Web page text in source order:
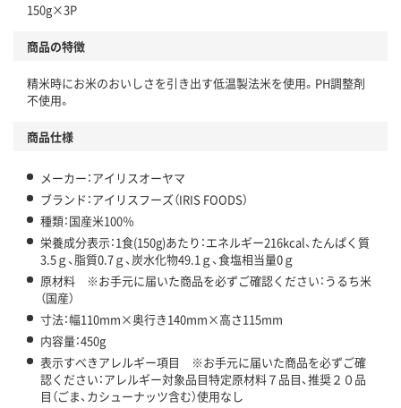
150g×3P
商品の特徴
精米時にお米のおいしさを引き出す低温製法米を使用。PH調整剤
不使用。
商品仕様
メーカー：アイリスオーヤマ
ブランド：アイリスフーズ（IRIS FOODS）
種類：国産米100％
栄養成分表示：1食(150g)あたり：エネルギー216kcal、たんぱく質
3.5ｇ、脂質0.7ｇ、炭水化物49.1ｇ、食塩相当量0ｇ
原材料 ※お手元に届いた商品を必ずご確認ください：うるち米
（国産）
寸法：幅110mm×奥行き140mm×高さ115mm
内容量：450g
表示すべきアレルギー項目 ※お手元に届いた商品を必ずご確
認ください：アレルギー対象品目特定原材料７品目、推奨２０品
目（ごま、カシューナッツ含む）使用なし